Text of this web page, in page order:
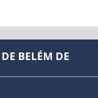
BELÉM DE